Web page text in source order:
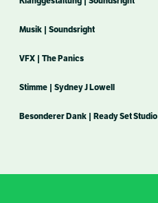
Musik | Soundsright
VFX | The Panics
Stimme | Sydney J Lowell
Besonderer Dank | Ready Set Studio